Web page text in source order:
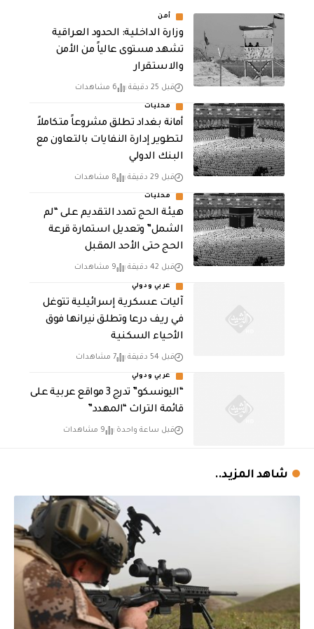
أمن
وزارة الداخلية: الحدود العراقية
تشهد مستوى عالياً من الأمن
والاستقرار
قبل 25 دقيقة 6 مشاهدات
محليات
أمانة بغداد تطلق مشروعاً متكاملاً
لتطوير إدارة النفايات بالتعاون مع
البنك الدولي
قبل 29 دقيقة 8 مشاهدات
محليات
هيئة الحج تمدد التقديم على “لم
الشمل” وتعديل استمارة قرعة
الحج حتى الأحد المقبل
قبل 42 دقيقة 9 مشاهدات
عربي ودولي
آليات عسكرية إسرائيلية تتوغل
في ريف درعا وتطلق نيرانها فوق
الأحياء السكنية
قبل 54 دقيقة 7 مشاهدات
عربي ودولي
“اليونسكو” تدرج 3 مواقع عربية على
قائمة التراث “المهدد”
قبل ساعة واحدة 9 مشاهدات
شاهد المزيد..